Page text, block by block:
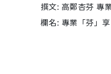
撰文: 高鄭杏芬 專
欄名: 專業「芬」享